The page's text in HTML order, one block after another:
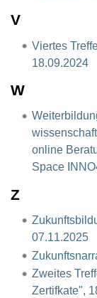
V
Viertes
18.09.2024
W
online
Space
Z
07.11.2025
Zweites
Zertifkate",